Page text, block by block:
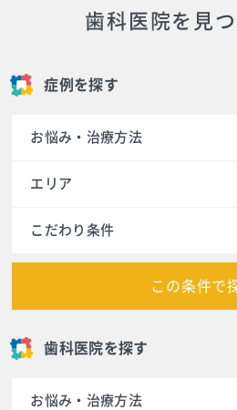
歯科医院を見つ
症例を探す
お悩み・治療方法
エリア
こだわり条件
この条件で
歯科医院を探す
お悩み・治療方法